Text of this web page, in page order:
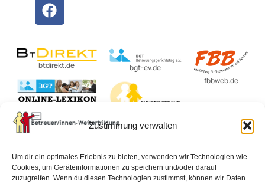
Zustimmung verwalten
Um dir ein optimales Erlebnis zu bieten, verwenden wir Technologien wie
Cookies, um Geräteinformationen zu speichern und/oder darauf
zuzugreifen. Wenn du diesen Technologien zustimmst, können wir Daten
btdirekt.de bgt-ev.de
BvBEF.de
fbbweb.de